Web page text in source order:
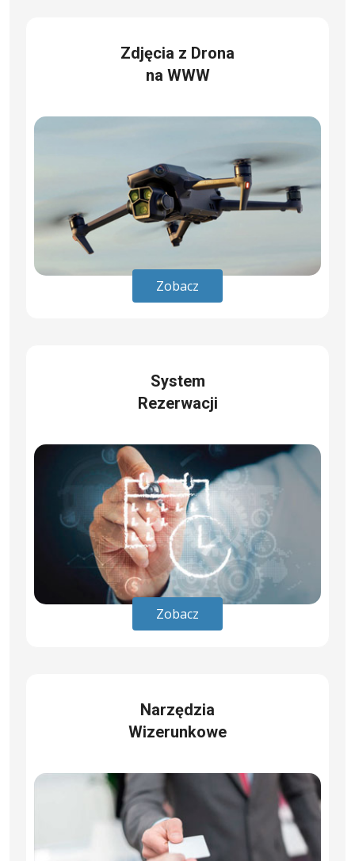
Zdjęcia z Drona
na WWW
Zobacz
System
Rezerwacji
Zobacz
Narzędzia
Wizerunkowe